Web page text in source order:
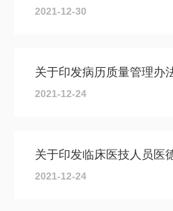
2021-12-30
关于印发病历质量管理办
2021-12-24
关于印发临床医技人员医
2021-12-24